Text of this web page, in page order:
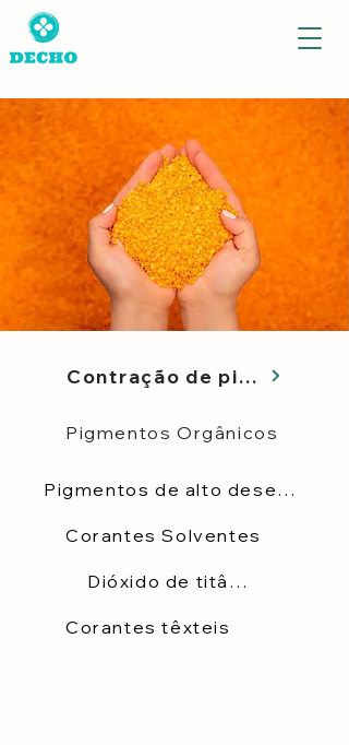
Contração de pigmento único
Pigmentos Orgânicos
Pigmentos de alto desempenho
Corantes Solventes
Dióxido de titânio
Corantes têxteis